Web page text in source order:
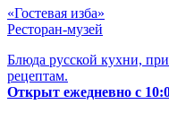
«Гостевая изба»
Ресторан-музей
Блюда русской кухни,
рецептам.
Открыт ежедневно с